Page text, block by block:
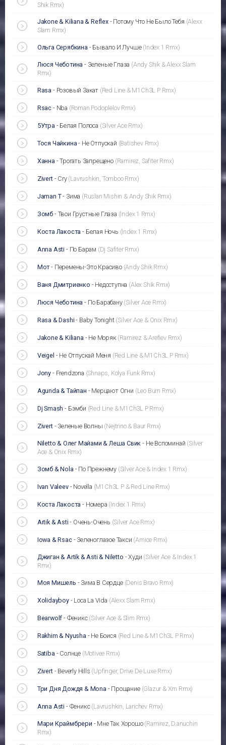
Shik Rmx)
Jakone & Kiliana & Reflex- Потому Что Не Было Тебя (Alexx
Slam Rmx)
Ольга Серябкина - Бывало И Лучше (Index 1 Rmx)
Люся Чеботина - Зеленые Глаза (Andy Shik & Alexx Slam
Rmx)
Rasa - Розовый Закат (Red Line & M1Ch3L P Rmx)
Rsac - Nba (Roman Podoplelov Rmx)
5Утра - Белая Полоса (Silver Ace Rmx)
Тося Чайкина - Не Отпускай (Batishev Rmx)
Ханна -Трогать Запрещено (Ramirez, Safiter Rmx)
Zivert- Cry (Lavrushkin, Tomboo Rmx)
Jaman T- Зима (Ruslan Mishin & Andy Shik Rmx)
Зомб - Твои Грустные Глаза (Index 1 Rmx)
Коста Лакоста - Белая Ночь (Index 1 Rmx)
Anna Asti - По Барам (Dj Safiter Rmx)
Мот- Перемены-Это Красиво (Andy Shik Rmx)
Ваня Дмитриенко - Недоступна (Alex Shik Rmx)
Люся Чеботина - По Барабану (Silver Ace Rmx)
Rasa & Dashi - Baby Tonight (Silver Ace & Onix Rmx)
Jakone & Kiliana - Не Моряк (Ramirez & Arefiev Rmx)
Veigel - Не Отпускай Меня (Red Line & M1Ch3L P Rmx)
Jony - Frendzona (Shnaps, Kolya Funk Rmx)
Agunda & Тайпан - Мерцают Огни (Leo Burn Rmx)
Dj Smash - Бэмби (Red Line & M1Ch3L P Rmx)
Zivert- Зеленые Волны (Nejtrino & Baur Rmx)
Niletto & Олег Майами & Леша Свик - Не Вспоминай (Silver
Ace & Onix Rmx)
Зомб & Nola - По Прежнему (Silver Ace & Index 1 Rmx)
Ivan Valeev- Novella (M1Ch3L P & Red Line Rmx)
Коста Лакоста - Номера (Index 1 Rmx)
Artik & Asti - Очень-Очень (Silver Ace Rmx)
Iowa & Rsac- Зеленоглазое Такси (Amice Rmx)
Джиган & Artik & Asti & Niletto -Худи (Silver Ace & Index 1
Rmx)
Моя Мишель - Зима В Сердце (Denis Bravo Rmx)
Xolidayboy- Loca La Vida (Alexx Slam Rmx)
Bearwolf - Феникс (Silver Ace & Slim Rmx)
Rakhim & Nyusha - Не Боися (Red Line & M1Ch3L P Rmx)
Satiba - Солнце (Motivee Rmx)
Zivert- Beverly Hills (Upfinger, Drive De Luxe Rmx)
Три Дня Дождя & Mona - Прощание (Glazur & Xm Rmx)
Anna Asti - Феникс (Lavrushkin, Larichev Rmx)
Мари Краймбрери - Мне Так Хорошо (Ramirez, D.anuchin
Rmx)